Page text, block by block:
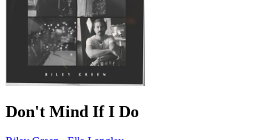
Don't Mind If I Do